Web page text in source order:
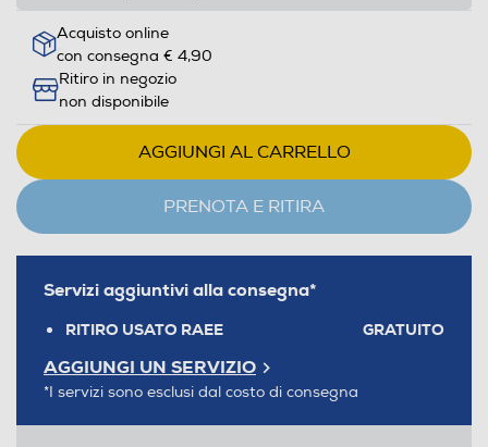
Acquisto online
con consegna € 4,90
Ritiro in negozio
non disponibile
AGGIUNGI AL CARRELLO
PRENOTA E RITIRA
Servizi aggiuntivi alla consegna*
RITIRO USATO RAEE GRATUITO
AGGIUNGI UN SERVIZIO
*I servizi sono esclusi dal costo di consegna